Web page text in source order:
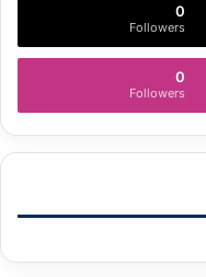
0
Followers
0
Followers